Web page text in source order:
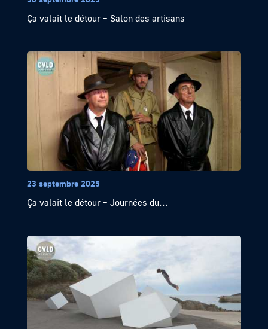
Ça valait le détour – Salon des artisans
23 septembre 2025
Ça valait le détour – Journées du...